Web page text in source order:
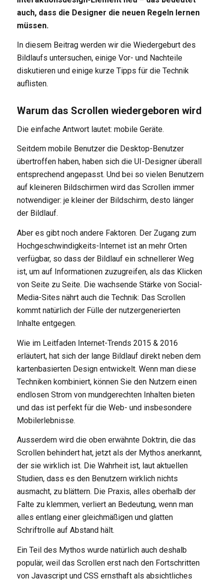
auch, dass die Designer die neuen Regeln lernen
müssen.
In diesem Beitrag werden wir die Wiedergeburt des
Bildlaufs untersuchen, einige Vor- und Nachteile
diskutieren und einige kurze Tipps für die Technik
auflisten.
Warum das Scrollen wiedergeboren wird
Die einfache Antwort lautet: mobile Geräte.
Seitdem mobile Benutzer die Desktop-Benutzer
übertroffen haben, haben sich die UI-Designer überall
entsprechend angepasst. Und bei so vielen Benutzern
auf kleineren Bildschirmen wird das Scrollen immer
notwendiger: je kleiner der Bildschirm, desto länger
der Bildlauf.
Aber es gibt noch andere Faktoren. Der Zugang zum
Hochgeschwindigkeits-Internet ist an mehr Orten
verfügbar, so dass der Bildlauf ein schnellerer Weg
ist, um auf Informationen zuzugreifen, als das Klicken
von Seite zu Seite. Die wachsende Stärke von Social-
Media-Sites nährt auch die Technik: Das Scrollen
kommt natürlich der Fülle der nutzergenerierten
Inhalte entgegen.
Wie im Leitfaden Internet-Trends 2015 & 2016
erläutert, hat sich der lange Bildlauf direkt neben dem
kartenbasierten Design entwickelt. Wenn man diese
Techniken kombiniert, können Sie den Nutzern einen
endlosen Strom von mundgerechten Inhalten bieten
und das ist perfekt für die Web- und insbesondere
Mobilerlebnisse.
Ausserdem wird die oben erwähnte Doktrin, die das
Scrollen behindert hat, jetzt als der Mythos anerkannt,
der sie wirklich ist. Die Wahrheit ist, laut aktuellen
Studien, dass es den Benutzern wirklich nichts
ausmacht, zu blättern. Die Praxis, alles oberhalb der
Falte zu klemmen, verliert an Bedeutung, wenn man
alles entlang einer gleichmäßigen und glatten
Schriftrolle auf Abstand hält.
Ein Teil des Mythos wurde natürlich auch deshalb
populär, weil das Scrollen erst nach den Fortschritten
von Javascript und CSS ernsthaft als absichtliches